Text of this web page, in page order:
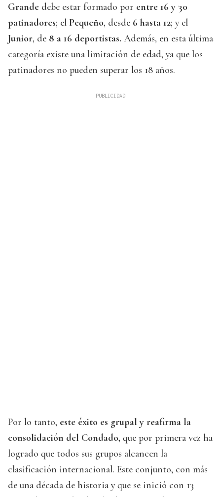
Grande debe estar formado por entre 16 y 30
patinadores; el Pequeño, desde 6 hasta 12; y el
Junior, de 8 a 16 deportistas. Además, en esta última
categoría existe una limitación de edad, ya que los
patinadores no pueden superar los 18 años.
Por lo tanto, este éxito es grupal y reafirma la
consolidación del Condado, que por primera vez ha
logrado que todos sus grupos alcancen la
clasificación internacional. Este conjunto, con más
de una década de historia y que se inició con 13